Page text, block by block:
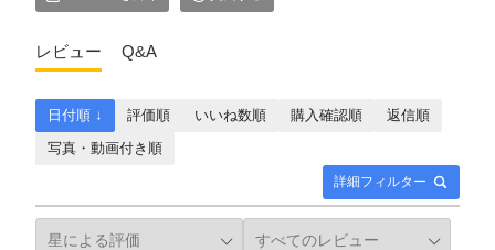
レビュー Q&A
詳細フィルター
日付順 ↓ 評価順 いいね数順 購入確認順
返信順
写真・動画付き順